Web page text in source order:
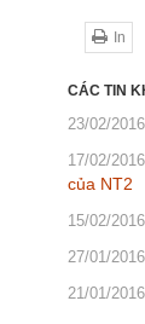
In
CÁC TIN
23/02/2016
17/02/2016
của NT2
15/02/2016
27/01/2016
21/01/2016